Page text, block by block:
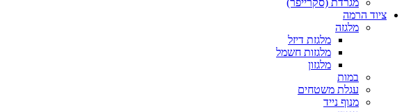
מגרדת (סקרייפר)
ציוד הרמה
מלגזה
מלגזת דיזל
מלגזות חשמל
מלגזון
במות
עגלת משטחים
מנוף נייד